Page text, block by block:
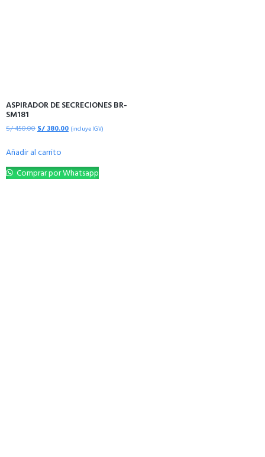
ASPIRADOR DE SECRECIONES BR-
SM181
S/450.00S/380.00 (incluye IGV)
Añadir al carrito
Comprar por Whatsapp